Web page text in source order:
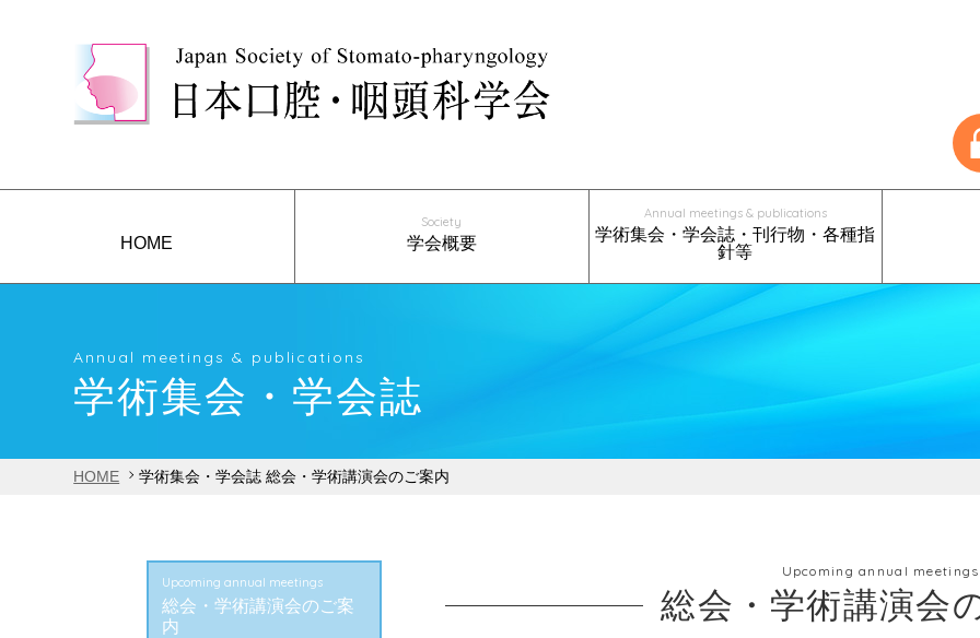
HOME
Society
学会概要
Annual meetings & publications
学術集会・学会誌・刊行物・各種指
針等
総会・学術講演会のご案内
過去の総会・学術講演会
学会誌情報
学会誌投稿規定
口腔咽頭の臨床
扁桃病巣疾患診療の手引き
植込み型舌下神経電気刺激療法
パワーデバイスを用いた口蓋扁桃・
アデノイド手術の手引き
上咽頭擦過療法（Epipharyngeal
Abrasive Therapy：EAT）について
Annual meetings & publications
学術集会・学会誌
HOME 学術集会・学会誌 総会・学術講演会のご案内
Upcoming annual meetings
総会・学術講演会のご案
内
Upcoming annual meetings
総会・学術講演会